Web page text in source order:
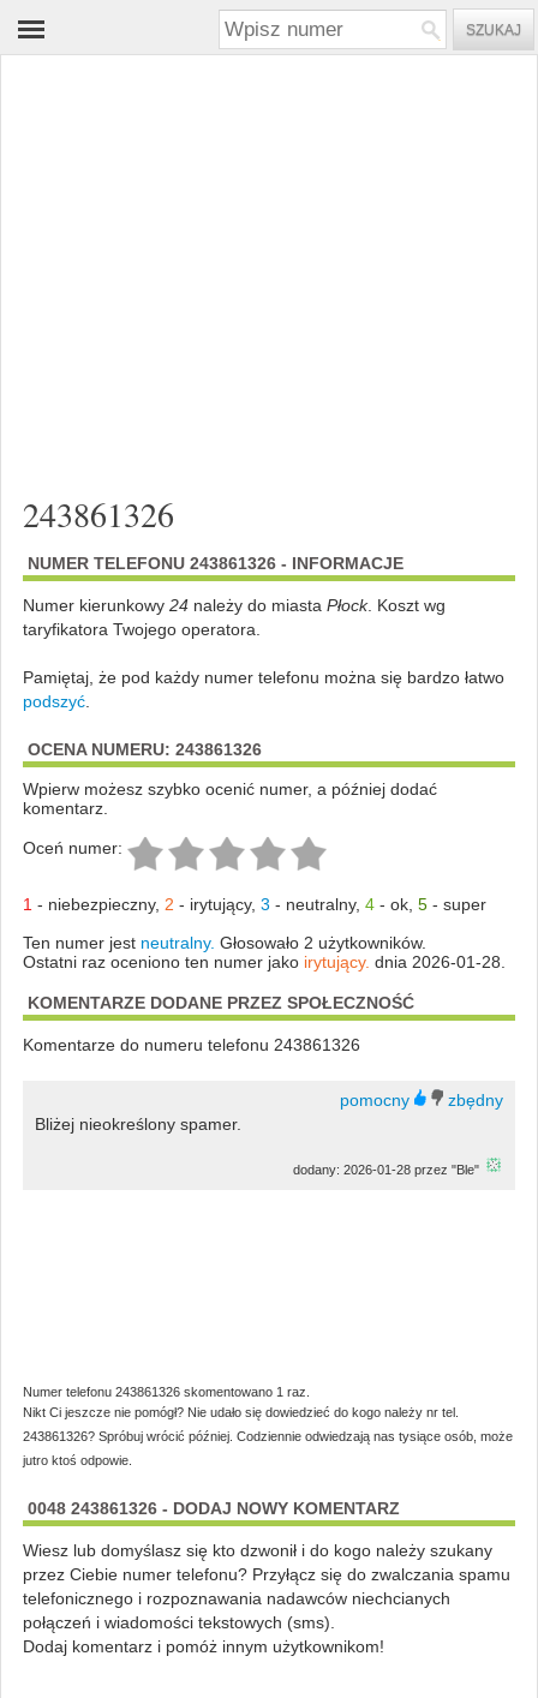
243861326
NUMER TELEFONU 243861326 - INFORMACJE
Numer kierunkowy 24należy do miasta Płock. Koszt wg
taryfikatora Twojego operatora.
Pamiętaj, że pod każdy numer telefonu można się bardzo łatwo
podszyć.
OCENA NUMERU: 243861326
Wpierw możesz szybko ocenić numer, a później dodać
komentarz.
Oceń numer:
1 - niebezpieczny, 2 - irytujący, 3 - neutralny, 4- ok, 5- super
Ten numer jest neutralny. Głosowało 2 użytkowników.
Ostatni raz oceniono ten numer jako irytujący. dnia 2026-01-28.
KOMENTARZE DODANE PRZEZ SPOŁECZNOŚĆ
Komentarze do numeru telefonu 243861326
Bliżej nieokreślony spamer.
dodany: 2026-01-28 przez "Ble"
Numer telefonu 243861326 skomentowano 1 raz.
Nikt Ci jeszcze nie pomógł? Nie udało się dowiedzieć do kogo należy nr tel.
243861326? Spróbuj wrócić później. Codziennie odwiedzają nas tysiące osób, może
jutro ktoś odpowie.
0048 243861326 - DODAJ NOWY KOMENTARZ
Wiesz lub domyślasz się kto dzwonił i do kogo należy szukany
przez Ciebie numer telefonu? Przyłącz się do zwalczania spamu
telefonicznego i rozpoznawania nadawców niechcianych
połączeń i wiadomości tekstowych (sms).
Dodaj komentarz i pomóż innym użytkownikom!